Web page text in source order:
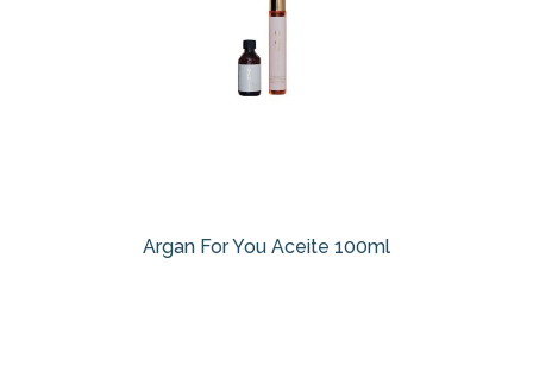
Argan For You Aceite 100ml